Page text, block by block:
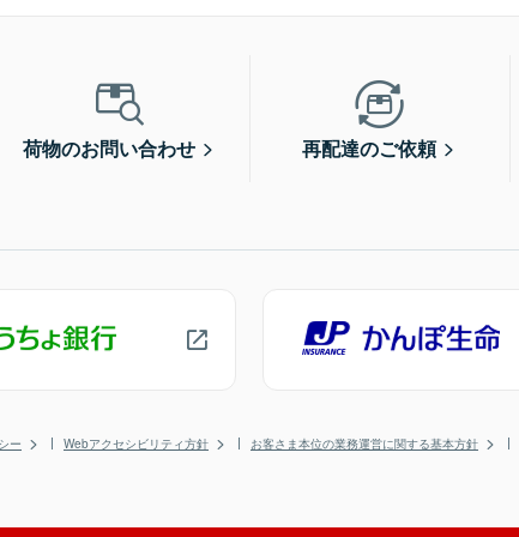
荷物のお問い合わせ 再配達のご依頼
ー Webアクセシビリティ方針 お客さま本位の業務運営に関する基本方針